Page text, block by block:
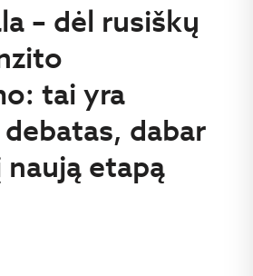
– dėl rusiškų
tai yra
dabar
etapą